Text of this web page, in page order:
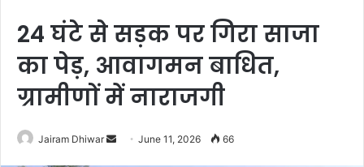
24 घंटे से सड़क पर गिरा साजा
का पेड़, आवागमन बाधित,
ग्रामीणों में नाराजगी
Jairam Dhiwar
Send June 11, 2026 66